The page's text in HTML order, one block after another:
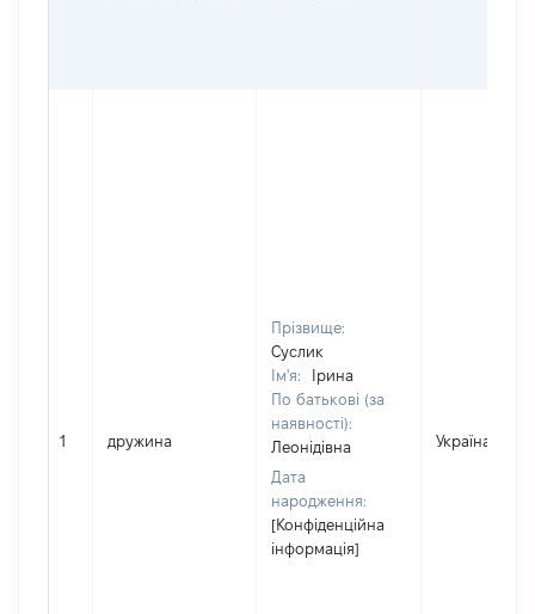
1 дружина
Прізвище:
Суслик
Ім'я:
Ірина
По батькові (за
наявності):
Леонідівна
Дата
народження:
[Конфіденційна
інформація]
Україна